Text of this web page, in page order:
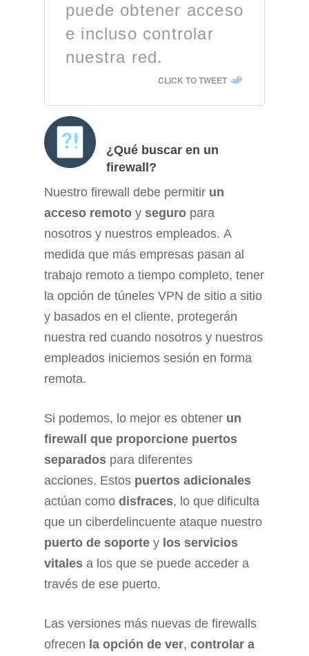
puede obtener acceso
e incluso controlar
nuestra red.
CLICK TO TWEET
¿Qué buscar en un
firewall?
Nuestro firewall debe permitir un
acceso remoto y seguro para
nosotros y nuestros empleados. A
medida que más empresas pasan al
trabajo remoto a tiempo completo, tener
la opción de túneles VPN de sitio a sitio
y basados ​​en el cliente, protegerán
nuestra red cuando nosotros y nuestros
empleados iniciemos sesión en forma
remota.
Si podemos, lo mejor es obtener un
firewall que proporcione puertos
separados para diferentes
acciones. Estos puertos adicionales
actúan como disfraces, lo que dificulta
que un ciberdelincuente ataque nuestro
puerto de soporte y los servicios
vitales a los que se puede acceder a
través de ese puerto.
Las versiones más nuevas de firewalls
ofrecen la opción de ver, controlar a